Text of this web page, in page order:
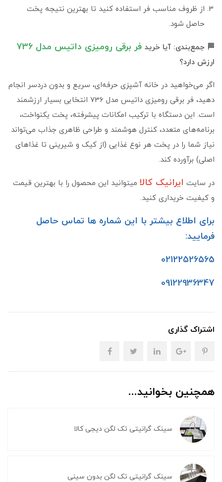
از ظروف مناسب فر استفاده کنید تا بهترین نتیجه پخت
حاصل شود.
🏁 جمع‌بندی: آیا خرید فر برقی رومیزی داتیس مدل 736
ارزش دارد؟
اگر می‌خواهید در خانه آشپزی حرفه‌ای، سریع و بدون دردسر انجام
دهید، فر برقی رومیزی داتیس مدل 736 انتخابی بسیار ارزشمند
است. این دستگاه با ترکیب امکانات پیشرفته، پخت یکنواخت،
برنامه‌های متعدد، کنترل هوشمند و طراحی ظاهری جذاب می‌تواند
نیاز شما را در پخت هر نوع غذایی (از کیک و شیرینی تا غذاهای
اصلی) برآورده کند.
در سایت ایرانیک کالا میتوانید این محصول را با بهترین قیمت
و کیفیت خریداری کنید.
برای اطلاع بیشتر با این شماره ها تماس حاصل
فرمایید:
02122526565
09122936347
اشتراک گذاری
همچنین بخوانید...
سینک گرانیتی تک لگن دیجی کالا
سینک گرانیتی تک لگن بدون سینی